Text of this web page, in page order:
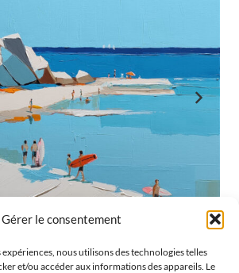
Gérer le consentement
nous utilisons des technologies telles
et/ou accéder aux informations des appareils. Le